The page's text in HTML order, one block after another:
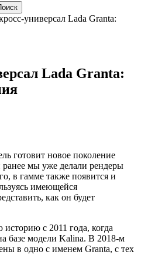
универсал Lada Granta:
Lada Granta:
готовит новое поколение
мы уже делали рендеры
в гамме также появится и
имеющейся
как он будет
с 2011 года, когда
базе модели Kalina. В 2018-м
в одно с именем Granta, с тех